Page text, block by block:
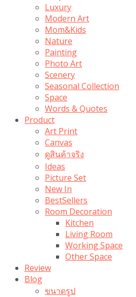
Luxury
Modern Art
Mom&Kids
Nature
Painting
Photo Art
Scenery
Seasonal Collection
Space
Words & Quotes
Product
Art Print
Canvas
ดูสินค้าจริง
Ideas
Picture Set
New In
BestSellers
Room Decoration
Kitchen
Living Room
Working Space
Other Space
Review
Blog
ขนาดรูป